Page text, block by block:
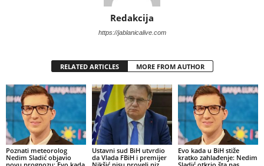
Redakcija
https://jablanicalive.com
RELATED ARTICLES MORE FROM AUTHOR
Poznati meteorolog
Nedim Sladić objavio
Ustavni sud BiH utvrdio
da Vlada FBiH i premijer
Evo kada u BiH stiže
kratko zahlađenje: Nedim